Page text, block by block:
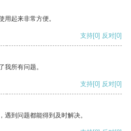
用起来非常方便。
支持[0] 反对[0]
我所有问题。
支持[0] 反对[0]
遇到问题都能得到及时解决。